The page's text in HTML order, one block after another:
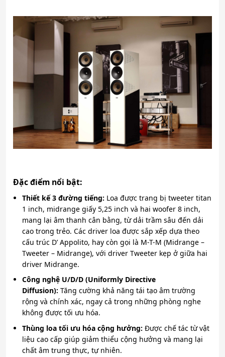
Đặc điểm nổi bật:
Thiết kế 3 đường tiếng: Loa được trang bị tweeter titan
1 inch, midrange giấy 5,25 inch và hai woofer 8 inch,
mang lại âm thanh cân bằng, từ dải trầm sâu đến dải
cao trong trẻo. Các driver loa được sắp xếp dựa theo
cấu trúc D’ Appolito, hay còn gọi là M-T-M (Midrange –
Tweeter – Midrange), với driver Tweeter kẹp ở giữa hai
driver Midrange.
Công nghệ U/D/D (Uniformly Directive
Diffusion): Tăng cường khả năng tái tạo âm trường
rộng và chính xác, ngay cả trong những phòng nghe
không được tối ưu hóa.
Thùng loa tối ưu hóa cộng hưởng: Được chế tác từ vật
liệu cao cấp giúp giảm thiểu cộng hưởng và mang lại
chất âm trung thực, tự nhiên.